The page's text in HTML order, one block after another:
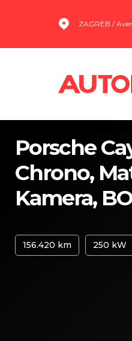
ZAGREB /
Porsche
Chrono,
Kamera,
156.420 km 250 kW